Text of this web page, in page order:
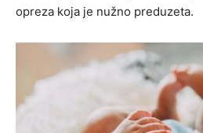
opreza koja je nužno preduzeta.